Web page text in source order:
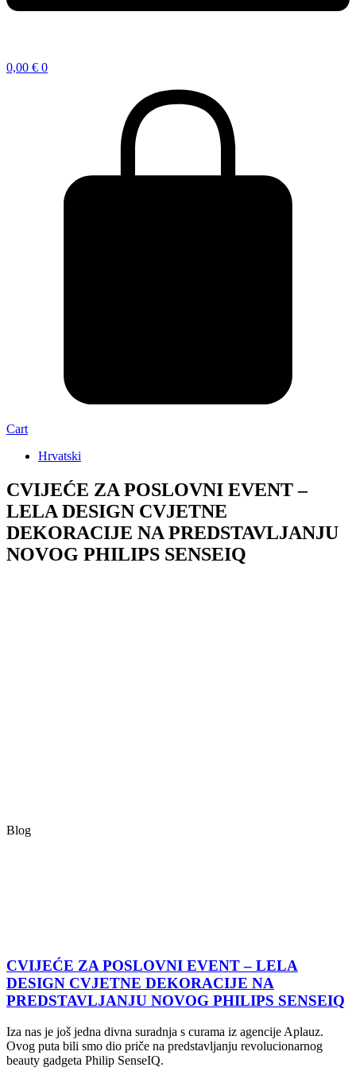
0,00 € 0
Cart
Hrvatski
CVIJEĆE ZA POSLOVNI EVENT –
LELA DESIGN CVJETNE
DEKORACIJE NA PREDSTAVLJANJU
NOVOG PHILIPS SENSEIQ
Blog
CVIJEĆE ZA POSLOVNI EVENT – LELA
DESIGN CVJETNE DEKORACIJE NA
PREDSTAVLJANJU NOVOG PHILIPS SENSEIQ
Iza nas je još jedna divna suradnja s curama iz agencije Aplauz.
Ovog puta bili smo dio priče na predstavljanju revolucionarnog
beauty gadgeta Philip SenseIQ.